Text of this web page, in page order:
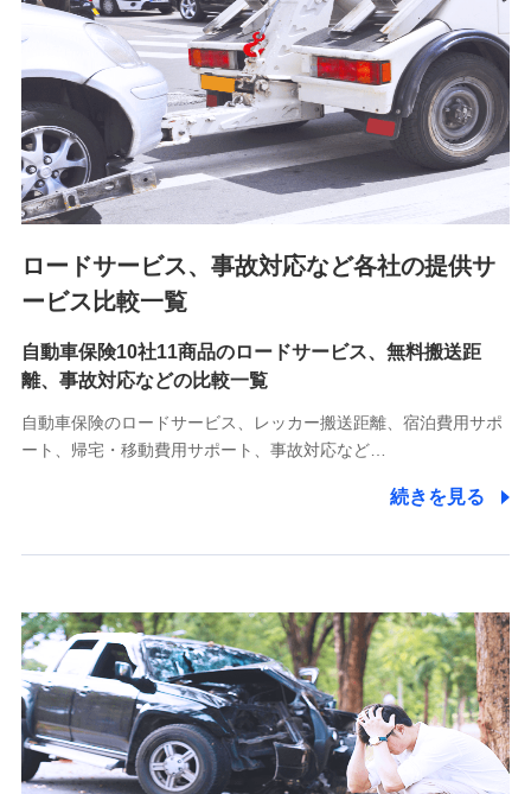
人事･勤怠･健康・労務等の管理、給与支給、福利厚生・採用
退職関連処理等の各種手続きのため、当社と従業員または従
業員同士の連絡のため
8.取引先個人情報
取引先としての選定業務、営業情報の提供業務、契約締結手
続き業務、取引管理業務、およびこれらに準ずる業務の遂行
のため
9.お問い合わせ情報
各種お問い合わせに対応するため
10.受託業務の 個人情報
受託業務の遂行およびこれらに準ずる業務の遂行のため
11.マイカー通勤管理クラウド並びに法人向けASPサー
をお送りするため
分析するため
当社の対応品質向上やお問い合わせ内容の正確な把握のため
個人情報保護管理者の職名、連絡先
株式会社ドコモ・インシュアランス 営業部長
〒103-0013 東京都中央区日本橋人形町2-14-10 アーバン
ネット日本橋ビル 3F
株式会社ドコモ・インシュアランス
ロードサービス、事故対応など各社の提供サ
ービス比較一覧
自動車保険10社11商品のロードサービス、無料搬送距
離、事故対応などの比較一覧
自動車保険のロードサービス、レッカー搬送距離、宿泊費用サポ
ート、帰宅・移動費用サポート、事故対応など…
続きを見る